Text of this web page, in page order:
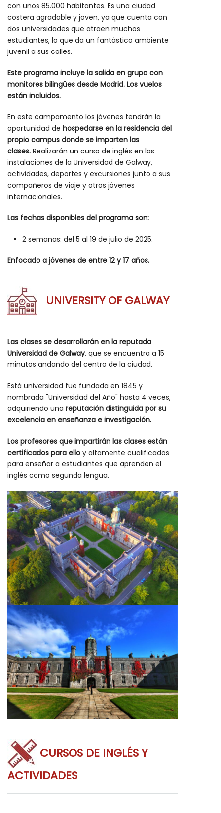
con unos 85.000 habitantes. Es una ciudad
costera agradable y joven, ya que cuenta con
dos universidades que atraen muchos
estudiantes, lo que da un fantástico ambiente
juvenil a sus calles.
Este programa incluye la salida en grupo con
monitores bilingües desde Madrid. Los vuelos
están incluidos.
En este campamento los jóvenes tendrán la
oportunidad de hospedarse en la residencia del
propio campus donde se imparten las
clases. Realizarán un curso de inglés en las
instalaciones de la Universidad de Galway,
actividades, deportes y excursiones junto a sus
compañeros de viaje y otros jóvenes
internacionales.
Las fechas disponibles del programa son:
2 semanas: del 5 al 19 de julio de 2025.
Enfocado a jóvenes de entre 12 y 17 años.
UNIVERSITY OF GALWAY
Las clases se desarrollarán en la reputada
Universidad de Galway, que se encuentra a 15
minutos andando del centro de la ciudad.
Está universidad fue fundada en 1845 y
nombrada "Universidad del Año" hasta 4 veces,
adquiriendo una reputación distinguida por su
excelencia en enseñanza e investigación.
Los profesores que impartirán las clases están
certificados para ello y altamente cualificados
para enseñar a estudiantes que aprenden el
inglés como segunda lengua.
CURSOS DE INGLÉS Y
ACTIVIDADES